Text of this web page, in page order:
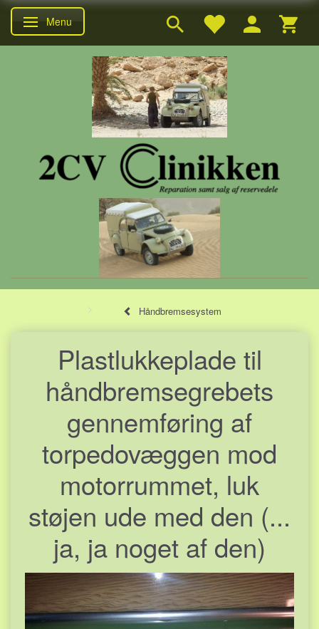
Skifte navigation
Menu
Håndbremsesystem
Plastlukkeplade til
håndbremsegrebets
gennemføring af
torpedovæggen mod
motorrummet, luk
støjen ude med den (...
ja, ja noget af den)